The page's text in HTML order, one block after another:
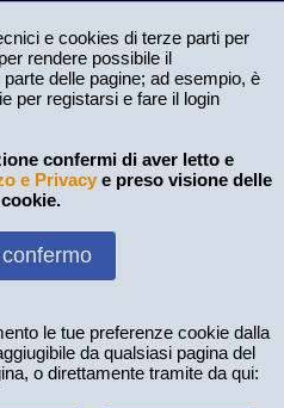
e cookies di terze parti per
rendere possibile il
delle pagine; ad esempio, è
per registarsi e fare il login
confermi di aver letto e
e Privacy e preso visione delle
le tue preferenze cookie dalla
da qualsiasi pagina del
o direttamente tramite da qui: